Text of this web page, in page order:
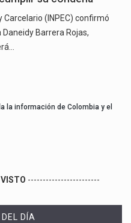
Carcelario (INPEC) confirmó
Barrera Rojas,
la información de Colombia y el
------------------------
DÍA